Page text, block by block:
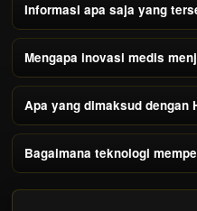
Informasi apa saja yang
Mengapa inovasi medis
Apa yang dimaksud dengan
Bagaimana teknologi